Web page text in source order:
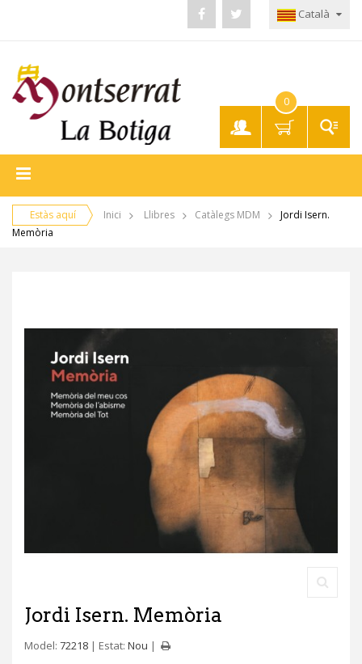
compte
Català
0
Estàs aquí Inici Llibres Catàlegs MDM
Jordi Isern.
Memòria
Jordi Isern. Memòria
Model: 72218 Estat: Nou